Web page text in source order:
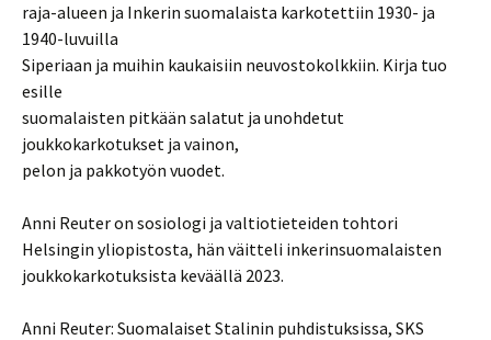
raja-alueen ja Inkerin suomalaista karkotettiin 1930- ja
1940-luvuilla
Siperiaan ja muihin kaukaisiin neuvostokolkkiin. Kirja tuo
esille
suomalaisten pitkään salatut ja unohdetut
joukkokarkotukset ja vainon,
pelon ja pakkotyön vuodet.
Anni Reuter on sosiologi ja valtiotieteiden tohtori
Helsingin yliopistosta, hän väitteli inkerinsuomalaisten
joukkokarkotuksista keväällä 2023.
Anni Reuter: Suomalaiset Stalinin puhdistuksissa, SKS